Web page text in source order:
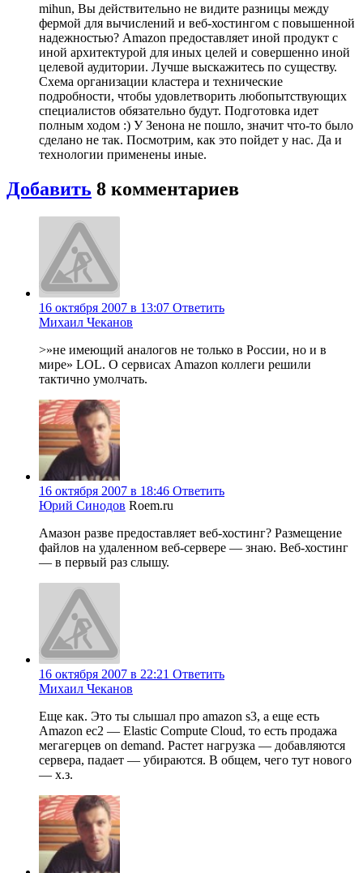
mihun, Вы действительно не видите разницы между
фермой для вычислений и веб-хостингом с повышенной
надежностью? Amazon предоставляет иной продукт с
иной архитектурой для иных целей и совершенно иной
целевой аудитории. Лучше выскажитесь по существу.
Схема организации кластера и технические
подробности, чтобы удовлетворить любопытствующих
специалистов обязательно будут. Подготовка идет
полным ходом :) У Зенона не пошло, значит что-то было
сделано не так. Посмотрим, как это пойдет у нас. Да и
технологии применены иные.
Добавить 8 комментариев
16 октября 2007 в 13:07 Ответить
Михаил Чеканов
>»не имеющий аналогов не только в России, но и в
мире» LOL. О сервисах Amazon коллеги решили
тактично умолчать.
16 октября 2007 в 18:46 Ответить
Юрий Синодов Roem.ru
Амазон разве предоставляет веб-хостинг? Размещение
файлов на удаленном веб-сервере — знаю. Веб-хостинг
— в первый раз слышу.
16 октября 2007 в 22:21 Ответить
Михаил Чеканов
Еще как. Это ты слышал про amazon s3, а еще есть
Amazon ec2 — Elastic Compute Cloud, то есть продажа
мегагерцев on demand. Растет нагрузка — добавляются
сервера, падает — убираются. В общем, чего тут нового
— х.з.